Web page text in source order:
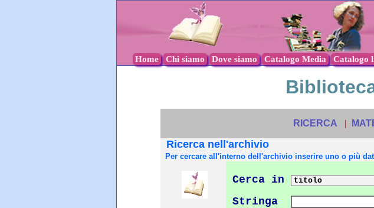
Home Chi siamo Dove siamo Catalogo Media Catalogo
RICERCA |
Ricerca nell'archivio
Per cercare all'interno dell'archivio inserire uno o più
Cerca in
Stringa